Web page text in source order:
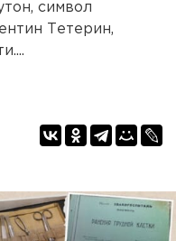
символ
Тетерин,